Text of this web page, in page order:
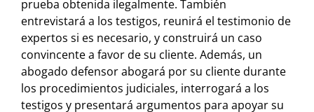
prueba obtenida ilegalmente. También
entrevistará a los testigos, reunirá el testimonio de
expertos si es necesario, y construirá un caso
convincente a favor de su cliente. Además, un
abogado defensor abogará por su cliente durante
los procedimientos judiciales, interrogará a los
testigos y presentará argumentos para apoyar su